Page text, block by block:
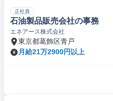
正社員
石油製品販売会社の事務
エネアース株式会社
東京都葛飾区青戸
月給21万2900円以上